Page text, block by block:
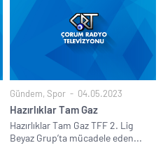
Gündem, Spor 04.05.2023
Hazırlıklar Tam Gaz
Hazırlıklar Tam Gaz TFF 2. Lig
Beyaz Grup’ta mücadele eden...